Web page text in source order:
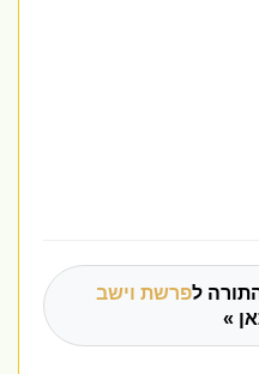
לפרשת וישב
»